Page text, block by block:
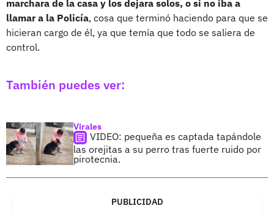
marchara de la casa y los dejara solos, o si no iba a
llamar a la Policía, cosa que terminó haciendo para que se
hicieran cargo de él, ya que temía que todo se saliera de
control.
También puedes ver:
Virales
VIDEO: pequeña es captada tapándole
las orejitas a su perro tras fuerte ruido por
pirotecnia.
PUBLICIDAD